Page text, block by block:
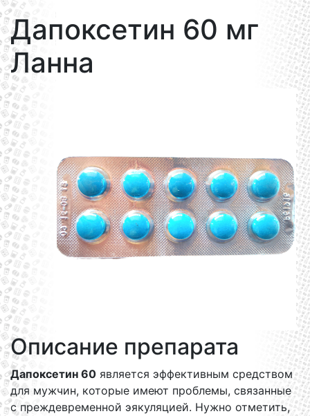
Дапоксетин 60 мг
Ланна
Описание препарата
Дапоксетин 60 является эффективным средством
для мужчин, которые имеют проблемы, связанные
с преждевременной эякуляцией. Нужно отметить,